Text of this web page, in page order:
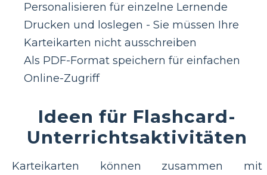
Personalisieren für einzelne Lernende
Drucken und loslegen - Sie müssen Ihre
Karteikarten nicht ausschreiben
Als PDF-Format speichern für einfachen
Online-Zugriff
Ideen für Flashcard-
Unterrichtsaktivitäten
Karteikarten können zusammen mit